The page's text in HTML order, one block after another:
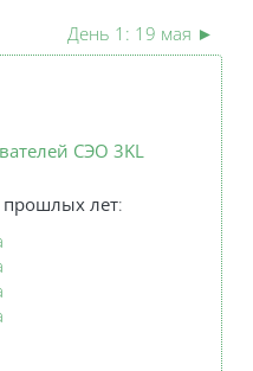
| VДень 1: 19 мая ►
СЭО 3KL
прошлых лет: